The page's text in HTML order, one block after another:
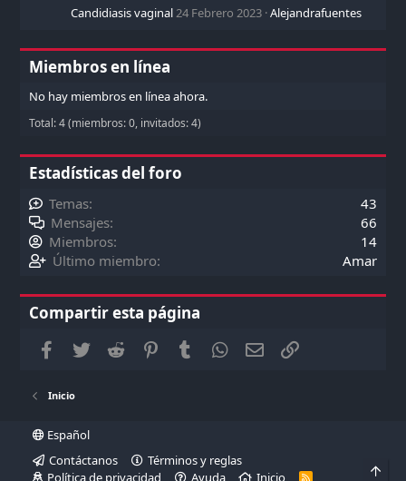
Candidiasis vaginal24 Febrero 2023 Alejandrafuentes
Miembros en línea
No hay miembros en línea ahora.
Total: 4 (miembros: 0, invitados: 4)
Estadísticas del foro
Temas
43
Mensajes
66
Miembros
14
Último miembro
Amar
Compartir esta página
Facebook
Twitter Reddit PinterestTumblr WhatsAppCorreo electrónico
Inicio
Español
Contáctanos
Términos y reglas
Política de privacidad
Ayuda Inicio R